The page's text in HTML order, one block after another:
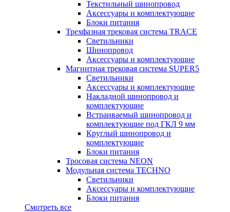
Текстильный шинопровод
Аксессуары и комплектующие
Блоки питания
Трехфазная трековая система TRACE
Светильники
Шинопровод
Аксессуары и комплектующие
Магнитная трековая система SUPER5
Светильники
Аксессуары и комплектующие
Накладной шинопровод и
комплектующие
Встраиваемый шинопровод и
комплектующие под ГКЛ 9 мм
Круглый шинопровод и
комплектующие
Блоки питания
Тросовая система NEON
Модульная система TECHNO
Светильники
Аксессуары и комплектующие
Блоки питания
Смотреть все